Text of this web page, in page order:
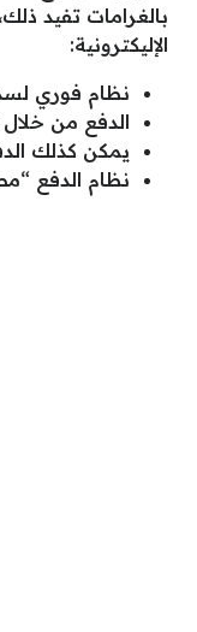
بالغرامات تفيد
الإليكترونية:
نظام فوري
الدفع من خلال
يمكن كذلك
نظام الدفع